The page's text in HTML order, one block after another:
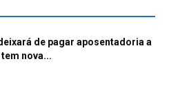
deixará de pagar aposentadoria a
nova...